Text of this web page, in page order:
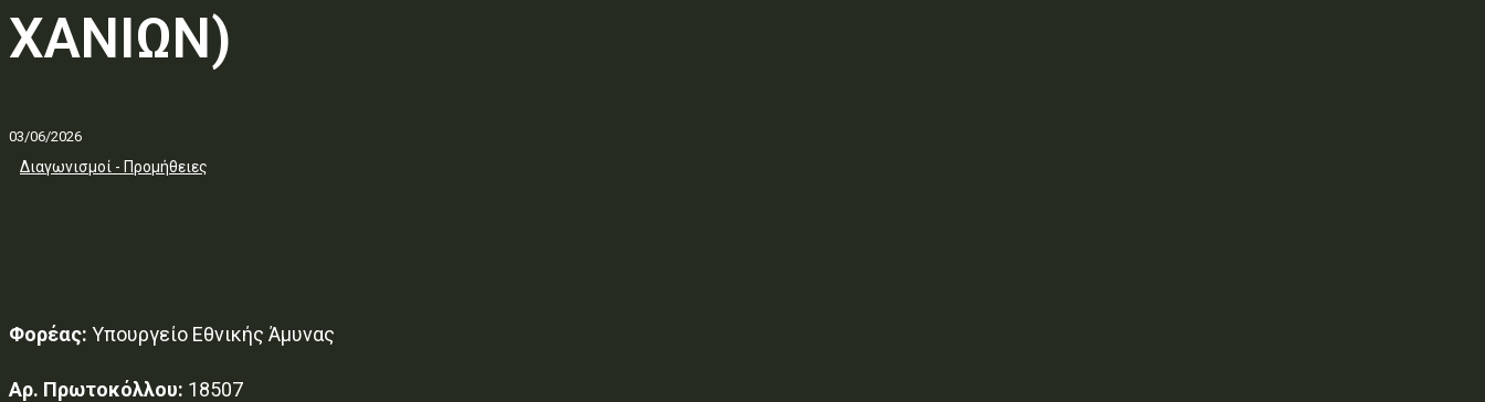
ΧΑΝΙΩΝ)
03/06/2026
Διαγωνισμοί - Προμήθειες
Φορέας: Υπουργείο Εθνικής Άμυνας
Αρ. Πρωτοκόλλου: 18507